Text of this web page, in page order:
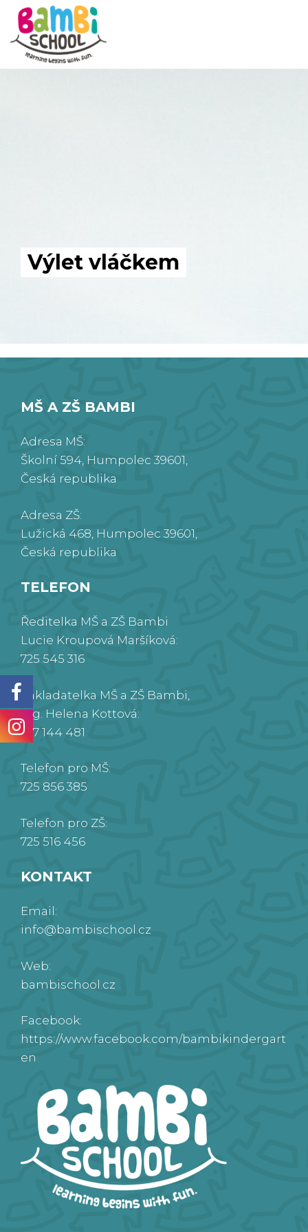
Výlet vláčkem
MŠ A ZŠ BAMBI
Adresa MŠ:
Školní 594, Humpolec 39601,
Česká republika
Adresa ZŠ:
Lužická 468, Humpolec 39601,
Česká republika
TELEFON
Ředitelka MŠ a ZŠ Bambi
Lucie Kroupová Maršíková:
725 545 316
Zakladatelka MŠ a ZŠ Bambi,
Ing. Helena Kottová:
777 144 481
Telefon pro MŠ:
725 856 385
Telefon pro ZŠ:
725 516 456
KONTAKT
Email:
info@bambischool.cz
Web:
bambischool.cz
Facebook:
https://www.facebook.com/bambikindergart
en